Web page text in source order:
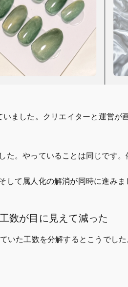
いました。クリエイターと運営
た。やっていることは同じです
して属人化の解消が同時に進み
数が目に見えて減った
いた工数を分解するとこうでした